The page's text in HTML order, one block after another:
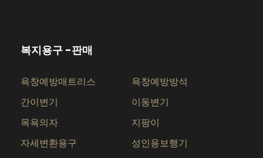
복지용구 -판매
욕창예방매트리스 욕창예방방석
간이변기 이동변기
목욕의자 지팡이
자세변환용구 성인용보행기